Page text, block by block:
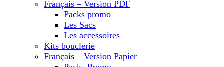
Français – Version PDF
Packs promo
Les Sacs
Les accessoires
Kits bouclerie
Français – Version Papier